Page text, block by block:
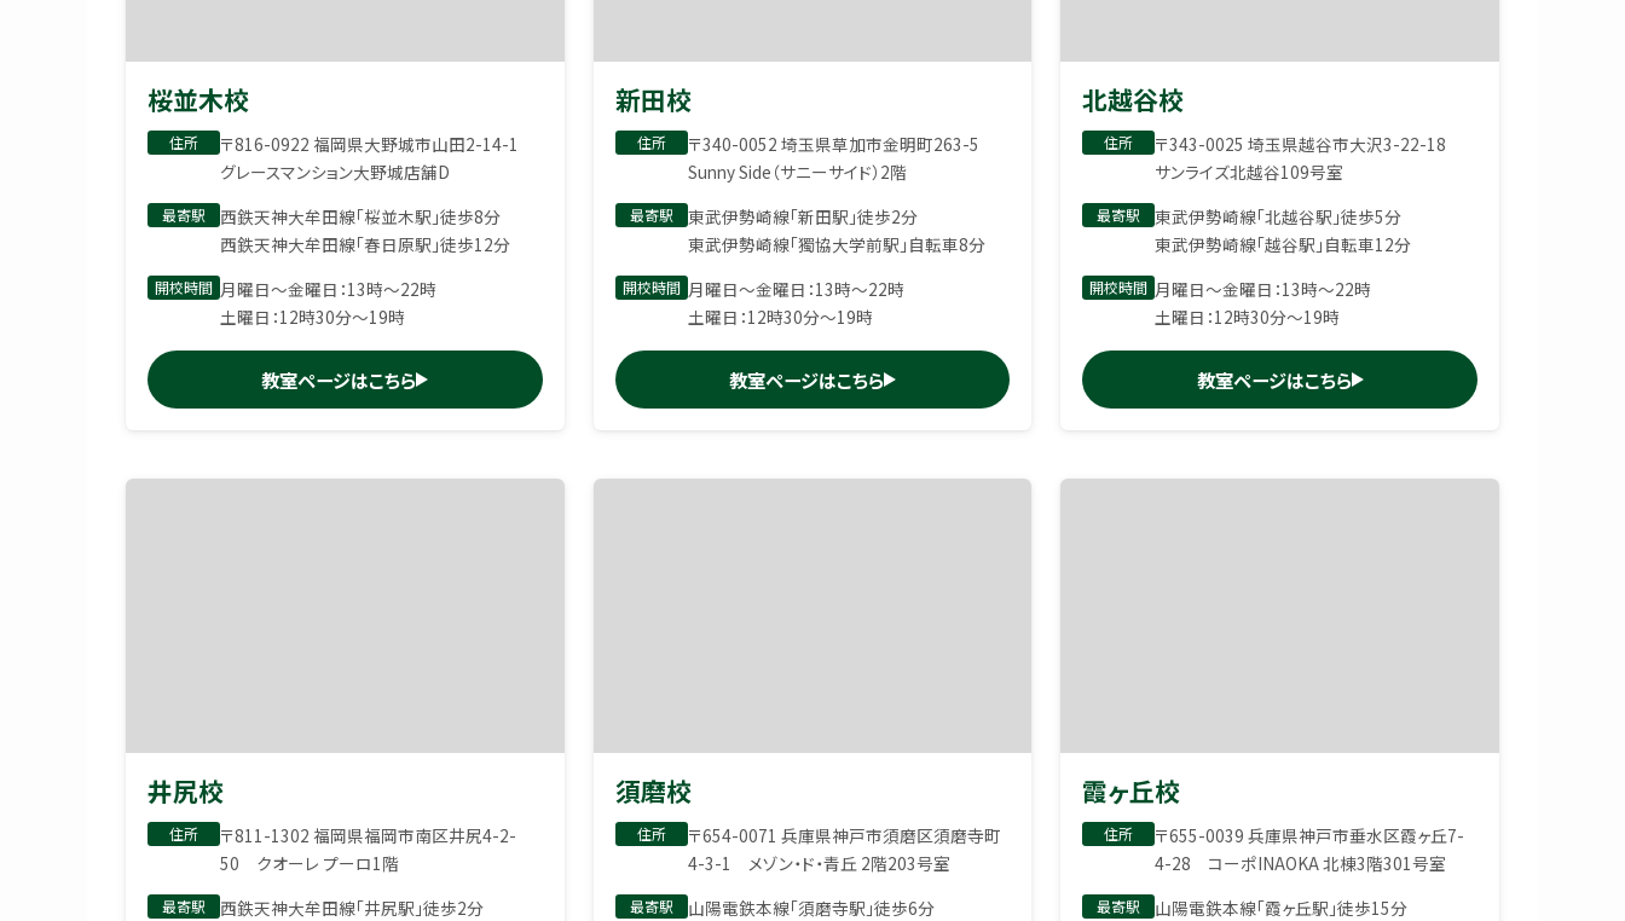
桜並木校
住所
〒816-0922 福岡県大野城市山田2-14-1
グレースマンション大野城店舗D
最寄駅
西鉄天神大牟田線「桜並木駅」徒歩8分
西鉄天神大牟田線「春日原駅」徒歩12分
開校時間 月曜日〜金曜日：13時〜22時
土曜日：12時30分〜19時
教室ページはこちら
新田校
住所
〒340-0052 埼玉県草加市金明町263-5
Sunny Side（サニーサイド）2階
最寄駅
東武伊勢崎線「新田駅」徒歩2分
東武伊勢崎線「獨協大学前駅」自転車8分
開校時間 月曜日〜金曜日：13時〜22時
土曜日：12時30分〜19時
教室ページはこちら
北越谷校
住所
〒343-0025 埼玉県越谷市大沢3-22-18
サンライズ北越谷109号室
最寄駅
東武伊勢崎線「北越谷駅」徒歩5分
東武伊勢崎線「越谷駅」自転車12分
開校時間 月曜日〜金曜日：13時〜22時
土曜日：12時30分〜19時
教室ページはこちら
井尻校
住所
〒811-1302 福岡県福岡市南区井尻4-2-
50 クオーレ プーロ1階
最寄駅
西鉄天神大牟田線「井尻駅」徒歩2分
須磨校
住所
〒654-0071 兵庫県神戸市須磨区須磨寺町
4-3-1 メゾン・ド・青丘 2階203号室
最寄駅
山陽電鉄本線「須磨寺駅」徒歩6分
霞ヶ丘校
住所
〒655-0039 兵庫県神戸市垂水区霞ヶ丘7-
4-28 コーポINAOKA 北棟3階301号室
最寄駅
山陽電鉄本線「霞ヶ丘駅」徒歩15分